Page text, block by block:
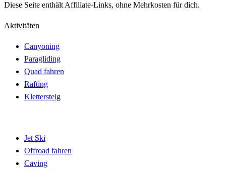
Diese Seite enthält Affiliate-Links, ohne Mehrkosten für dich.
Aktivitäten
Canyoning
Paragliding
Quad fahren
Rafting
Klettersteig
Jet Ski
Offroad fahren
Caving